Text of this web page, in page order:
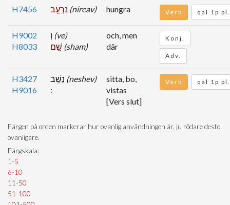
H7456 (nireav) hungra Verb qal 1p pl.
H9002
H8033
(ve)
(sham)
och, men
där
Konj.
Adv.
H3427
H9016
(neshev)
sitta, bo,
vistas
[Vers slut]
Verb qal 1p pl.
Färgen på orden markerar hur ovanlig användningen är, ju rödare desto
ovanligare.
Färgskala:
1-5
6-10
11-50
51-100